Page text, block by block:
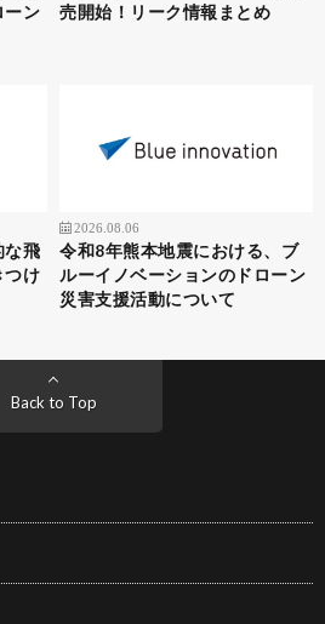
ーン
売開始！リーク情報まとめ
な飛
つけ
2026.08.06
令和8年熊本地震における、ブ
ルーイノベーションのドローン
災害支援活動について
Back to Top